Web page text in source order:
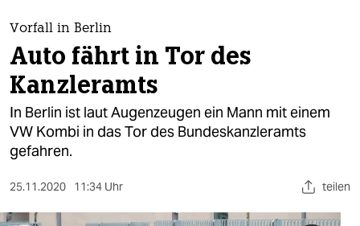
themen
politik
öko
gesellschaft
sport
Vorfall in Berlin
Auto fährt in Tor des
Kanzleramts
In Berlin ist laut Augenzeugen ein Mann mit einem
VW Kombi in das Tor des Bundeskanzleramts
gefahren.
25.11.2020 11:34 Uhr teilen